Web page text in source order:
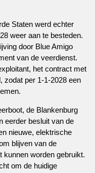
Staten werd echter
weer aan te besteden.
door Blue Amigo
van de veerdienst.
het contract met
zodat per 1-1-2028 een
de Blankenburg
eerder besluit van de
nieuwe, elektrische
blijven van de
kunnen worden gebruikt.
om de huidige